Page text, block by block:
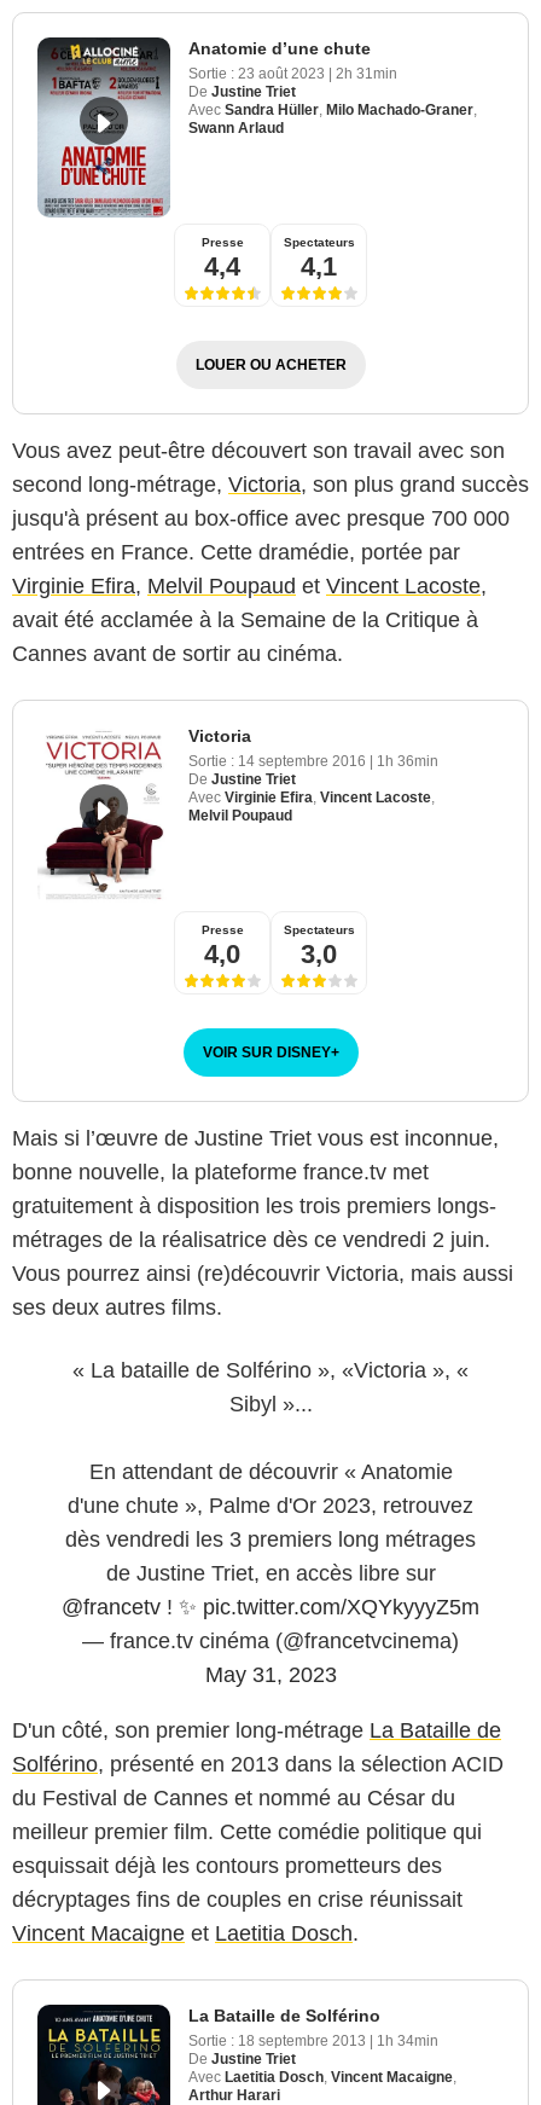
Anatomie d’une chute
Sortie : 23 août 2023 | 2h 31min
De Justine Triet
Avec Sandra Hüller Milo Machado-Graner
Swann Arlaud
Presse
4,4
Spectateurs
4,1
LOUER OU ACHETER
Vous avez peut-être découvert son travail avec son
second long-métrage, Victoria, son plus grand succès
jusqu'à présent au box-office avec presque 700 000
entrées en France. Cette dramédie, portée par
Virginie Efira, Melvil Poupaud et Vincent Lacoste,
avait été acclamée à la Semaine de la Critique à
Cannes avant de sortir au cinéma.
Victoria
Sortie : 14 septembre 2016 | 1h 36min
De Justine Triet
Avec Virginie Efira Vincent Lacoste
Melvil Poupaud
Presse
4,0
Spectateurs
3,0
VOIR SUR DISNEY+
Mais si l’œuvre de Justine Triet vous est inconnue,
bonne nouvelle, la plateforme france.tv met
gratuitement à disposition les trois premiers longs-
métrages de la réalisatrice dès ce vendredi 2 juin.
Vous pourrez ainsi (re)découvrir Victoria, mais aussi
ses deux autres films.
« La bataille de Solférino », «Victoria », «
Sibyl »...
En attendant de découvrir « Anatomie
d'une chute », Palme d'Or 2023, retrouvez
dès vendredi les 3 premiers long métrages
de Justine Triet, en accès libre sur
@francetv ! ✨ pic.twitter.com/XQYkyyyZ5m
— france.tv cinéma (@francetvcinema)
May 31, 2023
D'un côté, son premier long-métrage La Bataille de
Solférino, présenté en 2013 dans la sélection ACID
du Festival de Cannes et nommé au César du
meilleur premier film. Cette comédie politique qui
esquissait déjà les contours prometteurs des
décryptages fins de couples en crise réunissait
Vincent Macaigne et Laetitia Dosch.
La Bataille de Solférino
Sortie : 18 septembre 2013 | 1h 34min
De Justine Triet
Avec Laetitia Dosch Vincent Macaigne
Arthur Harari